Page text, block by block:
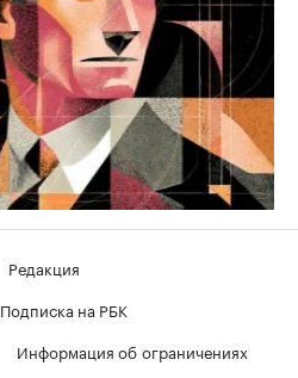
Редакция
Подписка на РБК
Информация об ограничениях